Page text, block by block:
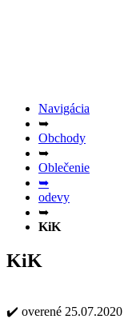
Navigácia
➥
Obchody
➥
Oblečenie
➥
odevy
➥
KiK
KiK
✔️ overené 25.07.2020